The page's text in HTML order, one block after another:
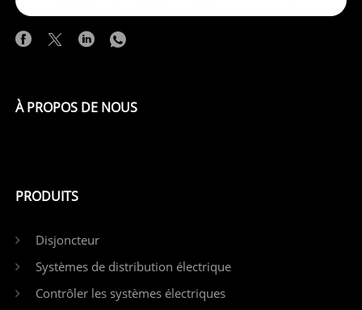
À PROPOS DE NOUS
PRODUITS
Disjoncteur
Systèmes de distribution électrique
Contrôler les systèmes électriques